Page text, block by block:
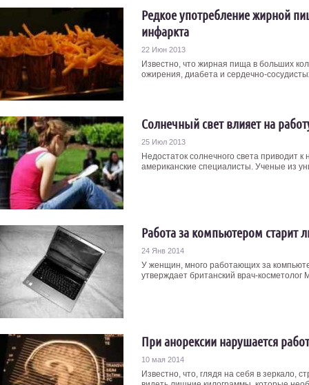
Редкое употребление жирной
инфаркта
22 Июн 2013
Известно, что жирная пища в больших
ожирения, диабета и сердечно-
Солнечный свет влияет на
25 Июл 2013
Недостаток солнечного света приводит
американские специалисты. Ученые из
Работа за компьютером старит
24 Янв 2014
У женщин, много работающих за
утверждает британский врач-
При анорексии нарушается
10 мая 2014
Известно, что, глядя на себя в зеркало,